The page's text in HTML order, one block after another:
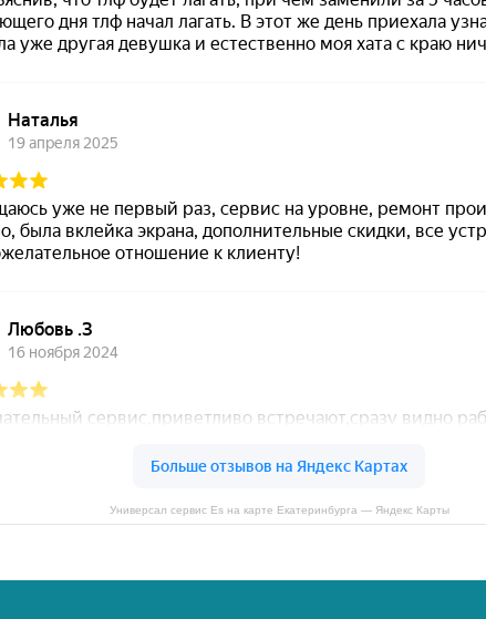
Универсал сервис Es на карте Екатеринбурга — Яндекс Карты